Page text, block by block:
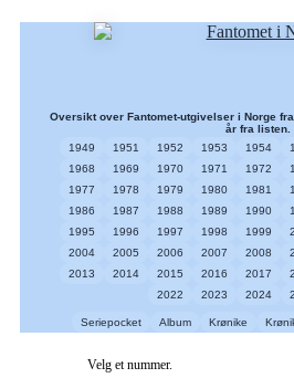
Oversikt over Fantomet-utgivelser i Norge
år fra listen.
1949
1951 1952 1953 1954
1968
1969 1970 1971 1972
1977
1978 1979 1980 1981
1986
1987 1988 1989 1990
1995
1996 1997 1998 1999
2004
2005 2006 2007 2008
2013
2014 2015 2016 2017
2022
2023 2024
Seriepocket Album Krønike
Velg et nummer.